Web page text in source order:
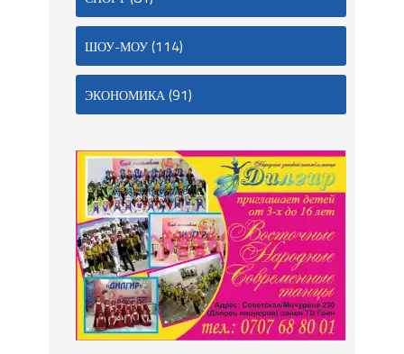
ШОУ-МОУ(114)
ЭКОНОМИКА(91)